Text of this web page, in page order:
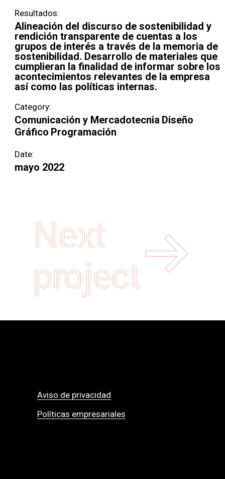
Resultados:
Alineación del discurso de sostenibilidad y
rendición transparente de cuentas a los
grupos de interés a través de la memoria de
sostenibilidad. Desarrollo de materiales que
cumplieran la finalidad de informar sobre los
acontecimientos relevantes de la empresa
así como las políticas internas.
Category:
Comunicación y Mercadotecnia Diseño
Gráfico Programación
Date:
mayo 2022
Next
project
Aviso de privacidad
Políticas empresariales